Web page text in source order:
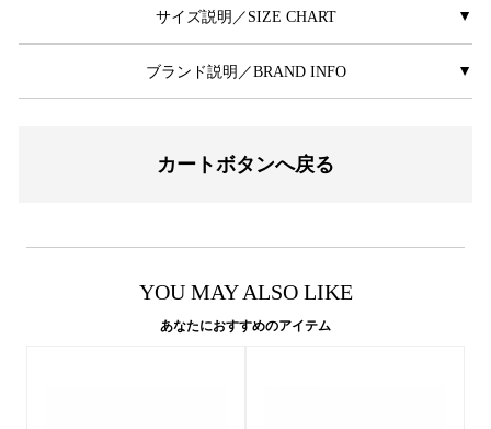
サイズ説明／SIZE CHART ▲
ブランド説明／BRAND INFO ▲
カートボタンへ戻る
YOU MAY ALSO LIKE
あなたにおすすめのアイテム